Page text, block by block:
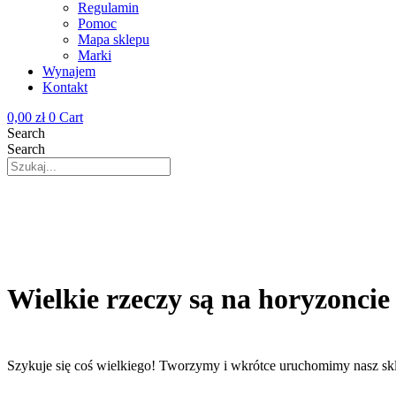
Regulamin
Pomoc
Mapa sklepu
Marki
Wynajem
Kontakt
0,00 zł 0 Cart
Search
Search
Wielkie rzeczy są na horyzoncie
Szykuje się coś wielkiego! Tworzymy i wkrótce uruchomimy nasz